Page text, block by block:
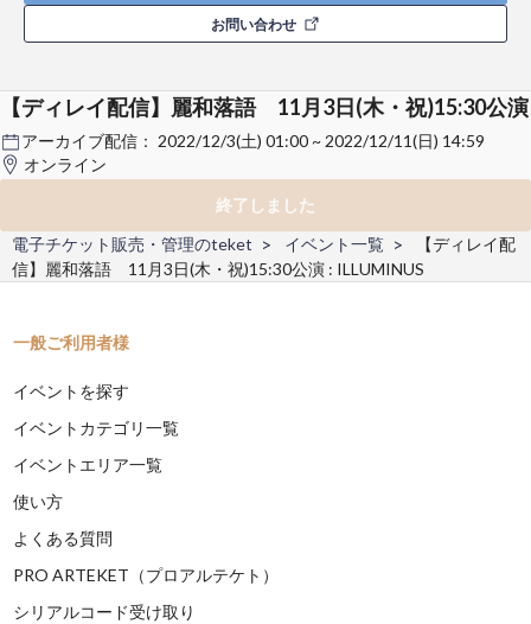
お問い合わせ
【ディレイ配信】麗和落語 11月3日(木・祝)15:30公演
アーカイブ配信： 2022/12/3(土) 01:00 ~ 2022/12/11(日) 14:59
オンライン
終了しました
電子チケット販売・管理のteket
イベント一覧
【ディレイ配
信】麗和落語 11月3日(木・祝)15:30公演 : ILLUMINUS
一般ご利用者様
イベントを探す
イベントカテゴリ一覧
イベントエリア一覧
使い方
よくある質問
PRO ARTEKET（プロアルテケト）
シリアルコード受け取り